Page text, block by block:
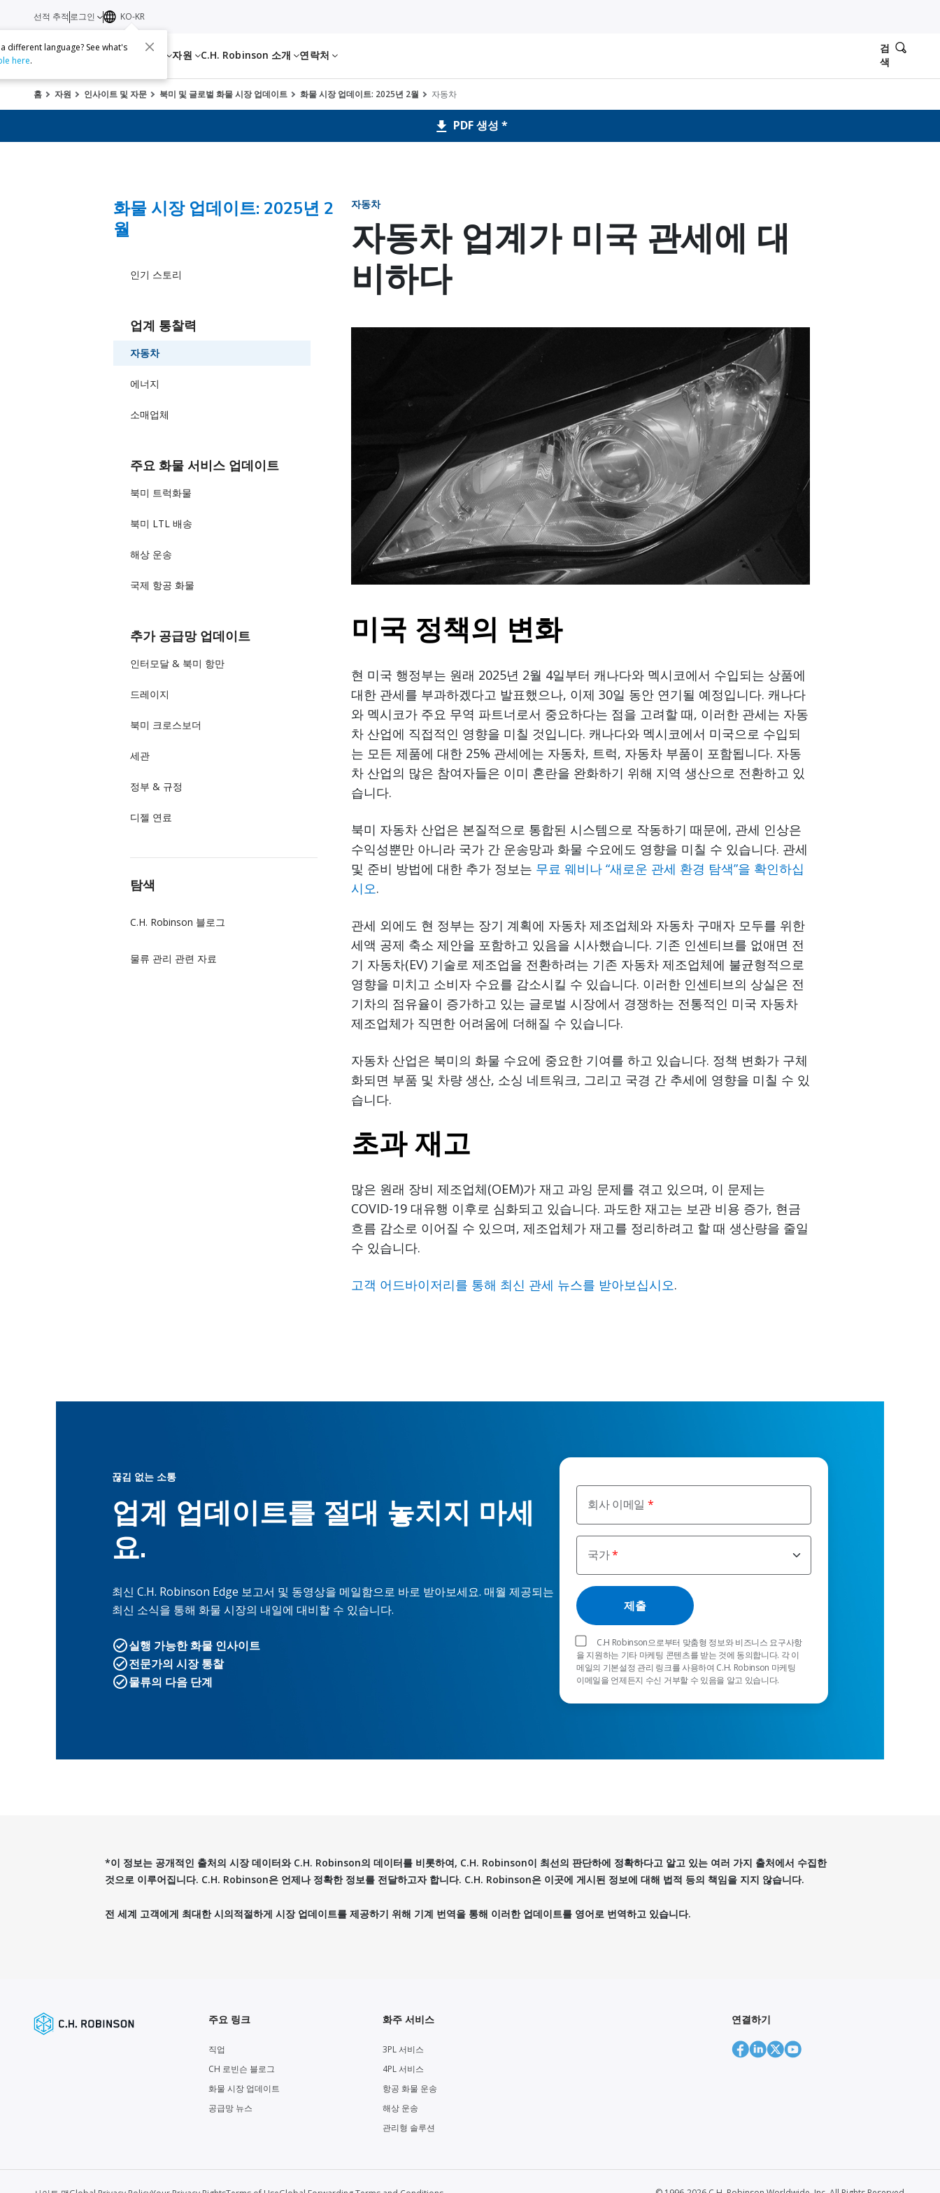
서비스 자원 C.H. Robinson 소개 연락처
선적 추적 로그인 KO-KR
different language? See what's
here.
검
색
홈 자원 인사이트 및 자문 북미 및 글로벌 화물 시장 업데이트 화물 시장 업데이트: 2025년 2월 자동차
PDF 생성 *
자동차
자동차 업계가 미국 관세에 대
비하다
미국 정책의 변화
현 미국 행정부는 원래 2025년 2월 4일부터 캐나다와 멕시코에서 수입되는 상품에
대한 관세를 부과하겠다고 발표했으나, 이제 30일 동안 연기될 예정입니다. 캐나다
와 멕시코가 주요 무역 파트너로서 중요하다는 점을 고려할 때, 이러한 관세는 자동
차 산업에 직접적인 영향을 미칠 것입니다. 캐나다와 멕시코에서 미국으로 수입되
는 모든 제품에 대한 25% 관세에는 자동차, 트럭, 자동차 부품이 포함됩니다. 자동
차 산업의 많은 참여자들은 이미 혼란을 완화하기 위해 지역 생산으로 전환하고 있
습니다.
북미 자동차 산업은 본질적으로 통합된 시스템으로 작동하기 때문에, 관세 인상은
수익성뿐만 아니라 국가 간 운송망과 화물 수요에도 영향을 미칠 수 있습니다. 관세
및 준비 방법에 대한 추가 정보는 무료 웨비나 “새로운 관세 환경 탐색”을 확인하십
시오.
관세 외에도 현 정부는 장기 계획에 자동차 제조업체와 자동차 구매자 모두를 위한
세액 공제 축소 제안을 포함하고 있음을 시사했습니다. 기존 인센티브를 없애면 전
기 자동차(EV) 기술로 제조업을 전환하려는 기존 자동차 제조업체에 불균형적으로
영향을 미치고 소비자 수요를 감소시킬 수 있습니다. 이러한 인센티브의 상실은 전
기차의 점유율이 증가하고 있는 글로벌 시장에서 경쟁하는 전통적인 미국 자동차
제조업체가 직면한 어려움에 더해질 수 있습니다.
자동차 산업은 북미의 화물 수요에 중요한 기여를 하고 있습니다. 정책 변화가 구체
화되면 부품 및 차량 생산, 소싱 네트워크, 그리고 국경 간 추세에 영향을 미칠 수 있
습니다.
초과 재고
많은 원래 장비 제조업체(OEM)가 재고 과잉 문제를 겪고 있으며, 이 문제는
COVID-19 대유행 이후로 심화되고 있습니다. 과도한 재고는 보관 비용 증가, 현금
흐름 감소로 이어질 수 있으며, 제조업체가 재고를 정리하려고 할 때 생산량을 줄일
수 있습니다.
고객 어드바이저리를 통해 최신 관세 뉴스를 받아보십시오.
화물 시장 업데이트: 2025년 2
월
인기 스토리
업계 통찰력
자동차
에너지
소매업체
주요 화물 서비스 업데이트
북미 트럭화물
북미 LTL 배송
해상 운송
국제 항공 화물
추가 공급망 업데이트
인터모달 & 북미 항만
드레이지
북미 크로스보더
세관
정부 & 규정
디젤 연료
탐색
C.H. Robinson 블로그
물류 관리 관련 자료
회사 이메일
국가
C.H Robinson으로부터 맞춤형 정보와 비즈니스 요구사항
을 지원하는 기타 마케팅 콘텐츠를 받는 것에 동의합니다. 각 이
메일의 기본설정 관리 링크를 사용하여 C.H. Robinson 마케팅
이메일을 언제든지 수신 거부할 수 있음을 알고 있습니다.
끊김 없는 소통
업계 업데이트를 절대 놓치지 마세
요.
최신 C.H. Robinson Edge 보고서 및 동영상을 메일함으로 바로 받아보세요. 매월 제공되는
최신 소식을 통해 화물 시장의 내일에 대비할 수 있습니다.
실행 가능한 화물 인사이트
전문가의 시장 통찰
물류의 다음 단계
*이 정보는 공개적인 출처의 시장 데이터와 C.H. Robinson의 데이터를 비롯하여, C.H. Robinson이 최선의 판단하에 정확하다고 알고 있는 여러 가지 출처에서 수집한
것으로 이루어집니다. C.H. Robinson은 언제나 정확한 정보를 전달하고자 합니다. C.H. Robinson은 이곳에 게시된 정보에 대해 법적 등의 책임을 지지 않습니다.
전 세계 고객에게 최대한 시의적절하게 시장 업데이트를 제공하기 위해 기계 번역을 통해 이러한 업데이트를 영어로 번역하고 있습니다.
주요 링크
직업
CH 로빈슨 블로그
화물 시장 업데이트
공급망 뉴스
화주 서비스
3PL 서비스
4PL 서비스
항공 화물 운송
해상 운송
관리형 솔루션
연결하기